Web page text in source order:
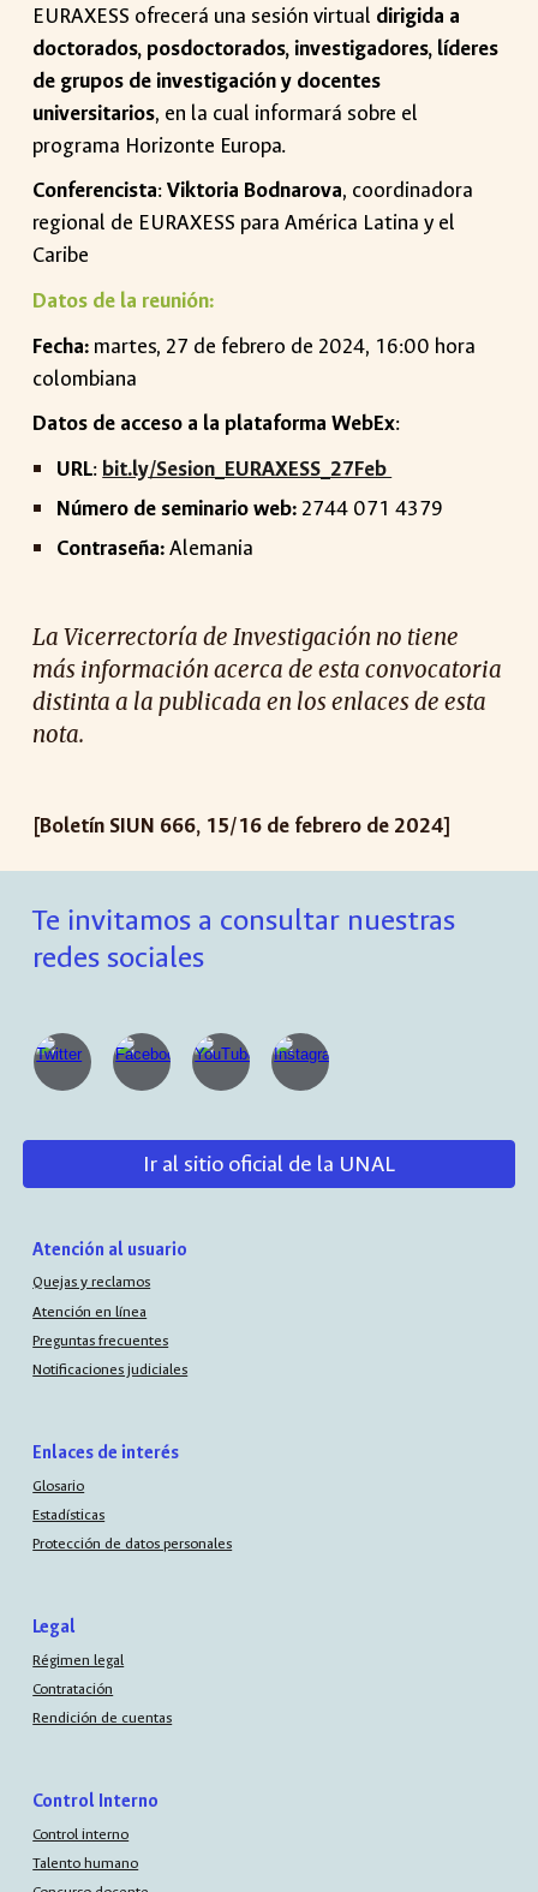
EURAXESS ofrecerá una sesión virtual dirigida a
doctorados, posdoctorados, investigadores, líderes
de grupos de investigación y docentes
universitarios, en la cual informará sobre el
programa Horizonte Europa.
Conferencista:Viktoria Bodnarova, coordinadora
regional de EURAXESS para América Latina y el
Caribe
Datos de la reunión:
Fecha: martes, 27 de febrero de 2024, 16:00 hora
colombiana
Datos de acceso a la plataforma WebEx:
URL: bit.ly/Sesion_EURAXESS_27Feb
Número de seminario web: 2744 071 4379
Contraseña:Alemania
La Vicerrectoría de Investigación no tiene
más información acerca de esta convocatoria
distinta a la publicada en los enlaces de esta
nota.
[Boletín SIUN 666, 15/16 de febrero de 2024]
Te invitamos a consultar nuestras
redes sociales
Ir al sitio oficial de la UNAL
Atención al usuario
Quejas y reclamos
Atención en línea
Preguntas frecuentes
Notificaciones judiciales
Enlaces de interés
Glosario
Estadísticas
Protección de datos personales
Legal
Régimen legal
Contratación
Rendición de cuentas
Control Interno
Control interno
Talento humano